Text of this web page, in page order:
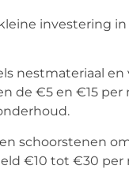
investering
nestmateriaal
de €5 en €15 per
schoorstenen
€10 tot €30 per